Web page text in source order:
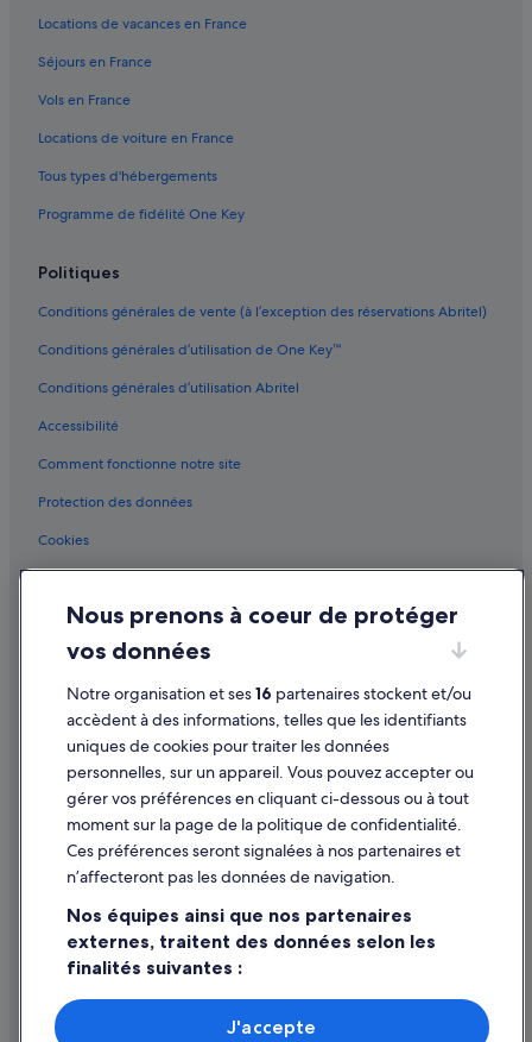
Locations de vacances en France
Séjours en France
Vols en France
Locations de voiture en France
Tous types d'hébergements
Programme de fidélité One Key
Politiques
Conditions générales de vente (à l’exception des réservations Abritel)
Conditions générales d’utilisation de One Key™
Conditions générales d’utilisation Abritel
Accessibilité
Comment fonctionne notre site
Protection des données
Cookies
Mentions légales / Nous contacter
Directives de contenu et signalement de contenus
Aide
Assistance
Annuler votre vol
Annuler une réservation d'hôtel ou de location de vacances
Délais de remboursement
Documents de voyage internationaux
Nous prenons à coeur de protéger
vos données
Notre organisation et ses16 partenaires stockent et/ou
accèdent à des informations, telles que les identifiants
uniques de cookies pour traiter les données
personnelles, sur un appareil. Vous pouvez accepter ou
gérer vos préférences en cliquant ci-dessous ou à tout
moment sur la page de la politique de confidentialité.
Ces préférences seront signalées à nos partenaires et
n’affecteront pas les données de navigation.
Nos équipes ainsi que nos partenaires
externes, traitent des données selon les
finalités suivantes :
Utiliser des données de géolocalisation précises. Analyser
activement les caractéristiques de l’appareil pour
J'accepte